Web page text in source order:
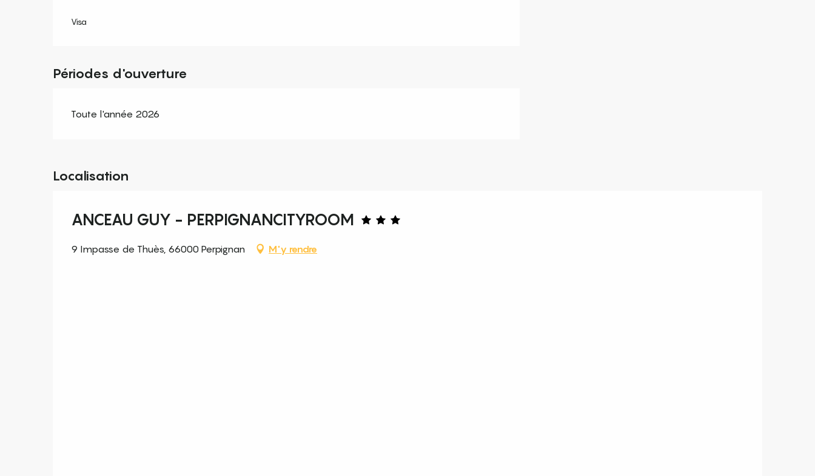
Visa
Périodes d'ouverture
Toute l'année 2026
Localisation
ANCEAU GUY - PERPIGNANCITYROOM
9 Impasse de Thuès, 66000 Perpignan M'y rendre